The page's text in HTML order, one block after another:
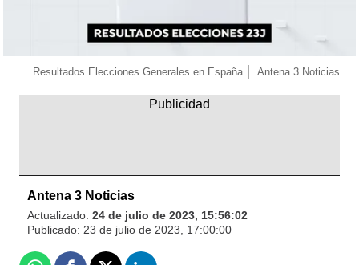
Resultados Elecciones Generales en España Antena 3 Noticias
Antena 3 Noticias
Actualizado: 24 de julio de 2023, 15:56:02
Publicado: 23 de julio de 2023, 17:00:00